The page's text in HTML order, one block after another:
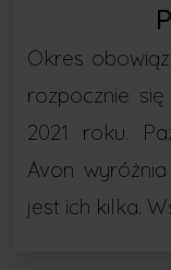
Okres
rozpocznie
2021 roku.
Avon
jest ich kilka.